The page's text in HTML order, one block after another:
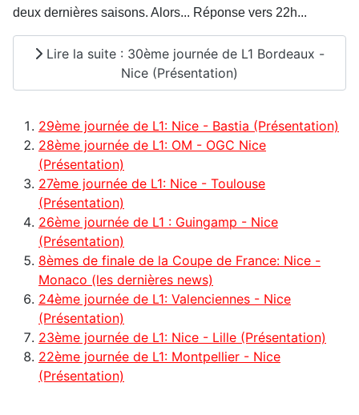
deux dernières saisons. Alors... Réponse vers 22h...
Lire la suite : 30ème journée de L1 Bordeaux -
Nice (Présentation)
29ème journée de L1: Nice - Bastia (Présentation)
28ème journée de L1: OM - OGC Nice
(Présentation)
27ème journée de L1: Nice - Toulouse
(Présentation)
26ème journée de L1 : Guingamp - Nice
(Présentation)
8èmes de finale de la Coupe de France: Nice -
Monaco (les dernières news)
24ème journée de L1: Valenciennes - Nice
(Présentation)
23ème journée de L1: Nice - Lille (Présentation)
22ème journée de L1: Montpellier - Nice
(Présentation)